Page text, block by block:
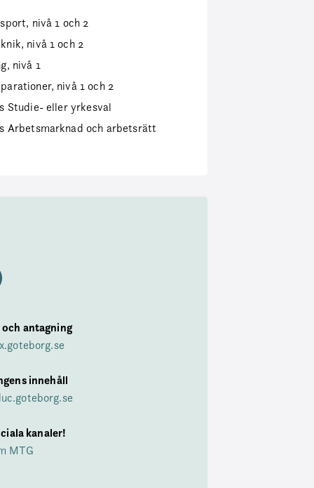
nivå 1 och 2
nivå 1 och 2
nivå 1
nivå 1 och 2
Studie- eller yrkesval
Arbetsmarknad och arbetsrätt
och antagning
innehåll
kanaler!
MTG